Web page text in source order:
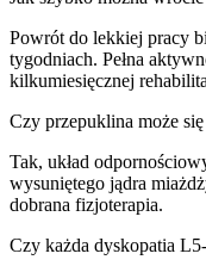
Powrót do lekkiej pracy
tygodniach. Pełna
kilkumiesięcznej
Czy przepuklina może się
Tak, układ
wysuniętego jądra
dobrana fizjoterapia.
Czy każda dyskopatia